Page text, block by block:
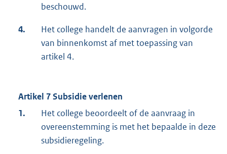
beschouwd.
4.
Het college handelt de aanvragen in volgorde
van binnenkomst af met toepassing van
artikel 4.
Artikel 7 Subsidie verlenen
1.
Het college beoordeelt of de aanvraag in
overeenstemming is met het bepaalde in deze
subsidieregeling.